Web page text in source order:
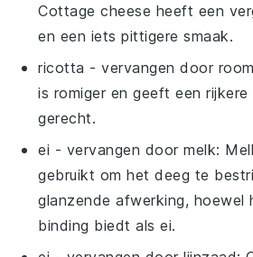
Cottage cheese heeft een
en een iets pittigere smaak.
ricotta - vervangen door
is romiger en geeft een
gerecht.
ei - vervangen doormelk:
gebruikt om het deeg te
glanzende afwerking, hoewel
binding biedt als ei.